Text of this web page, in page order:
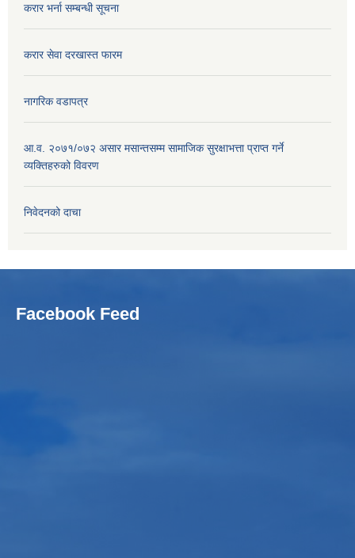
करार भर्ना सम्बन्धी सूचना
करार सेवा दरखास्त फारम
नागरिक वडापत्र
आ.व. २०७१/०७२ असार मसान्तसम्म सामाजिक सुरक्षाभत्ता प्राप्त गर्ने
व्यक्तिहरुको विवरण
निवेदनको दाचा
Facebook Feed